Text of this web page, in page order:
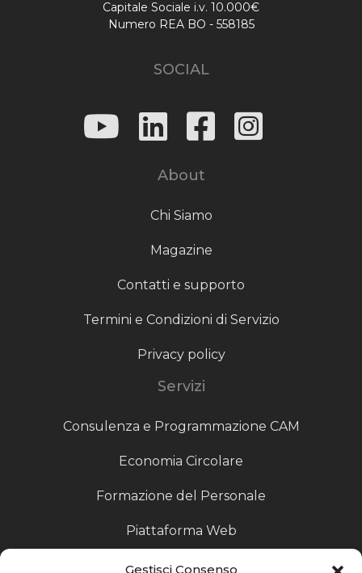
Gestisci Consenso
Capitale Sociale i.v. 10.000€
Numero REA BO - 558185
SOCIAL
About
Chi Siamo
Magazine
Contatti e supporto
Termini e Condizioni di Servizio
Privacy policy
Servizi
Consulenza e Programmazione CAM
Economia Circolare
Formazione del Personale
Piattaforma Web
Scouting fornitori